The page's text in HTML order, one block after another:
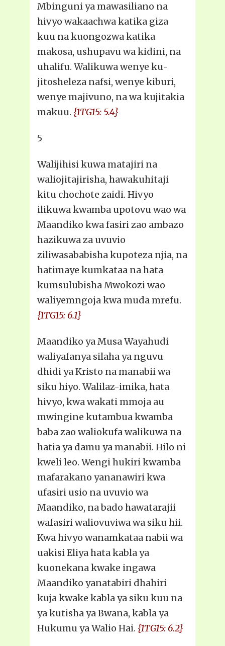
Mbinguni ya mawasiliano na
hivyo wakaachwa katika giza
kuu na kuongozwa katika
makosa, ushupavu wa kidini, na
uhalifu. Walikuwa wenye ku-
jitosheleza nafsi, wenye kiburi,
wenye majivuno, na wa kujitakia
makuu. {1TG15: 5.4}
5
Walijihisi kuwa matajiri na
waliojitajirisha, hawakuhitaji
kitu chochote zaidi. Hivyo
ilikuwa kwamba upotovu wao wa
Maandiko kwa fasiri zao ambazo
hazikuwa za uvuvio
ziliwasababisha kupoteza njia, na
hatimaye kumkataa na hata
kumsulubisha Mwokozi wao
waliyemngoja kwa muda mrefu.
{1TG15: 6.1}
Maandiko ya Musa Wayahudi
waliyafanya silaha ya nguvu
dhidi ya Kristo na manabii wa
siku hiyo. Walilaz-imika, hata
hivyo, kwa wakati mmoja au
mwingine kutambua kwamba
baba zao waliokufa walikuwa na
hatia ya damu ya manabii. Hilo ni
kweli leo. Wengi hukiri kwamba
mafarakano yananawiri kwa
ufasiri usio na uvuvio wa
Maandiko, na bado hawatarajii
wafasiri waliovuviwa wa siku hii.
Kwa hivyo wanamkataa nabii wa
uakisi Eliya hata kabla ya
kuonekana kwake ingawa
Maandiko yanatabiri dhahiri
kuja kwake kabla ya siku kuu na
ya kutisha ya Bwana, kabla ya
Hukumu ya Walio Hai. {1TG15: 6.2}